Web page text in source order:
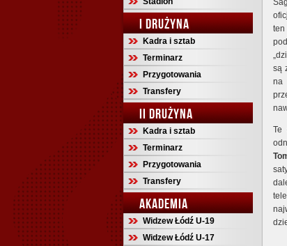
I DRUŻYNA
Kadra i sztab
Terminarz
Przygotowania
Transfery
II DRUŻYNA
Kadra i sztab
Terminarz
Przygotowania
Transfery
AKADEMIA
Widzew Łódź U-19
Widzew Łódź U-17
są
na
Te